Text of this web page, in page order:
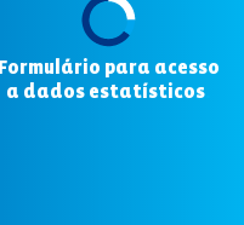
Formulário para acesso
a dados estatísticos